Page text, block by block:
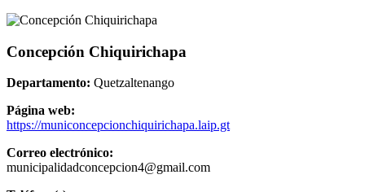
Concepción Chiquirichapa
Departamento: Quetzaltenango
Página web:
https://municoncepcionchiquirichapa.laip.gt
Correo electrónico:
municipalidadconcepcion4@gmail.com